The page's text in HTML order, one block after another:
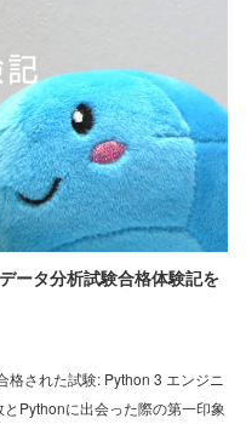
ータ分析試験合格体験記を
された試験: Python 3 エンジニ
Pythonに出会った際の第一印象